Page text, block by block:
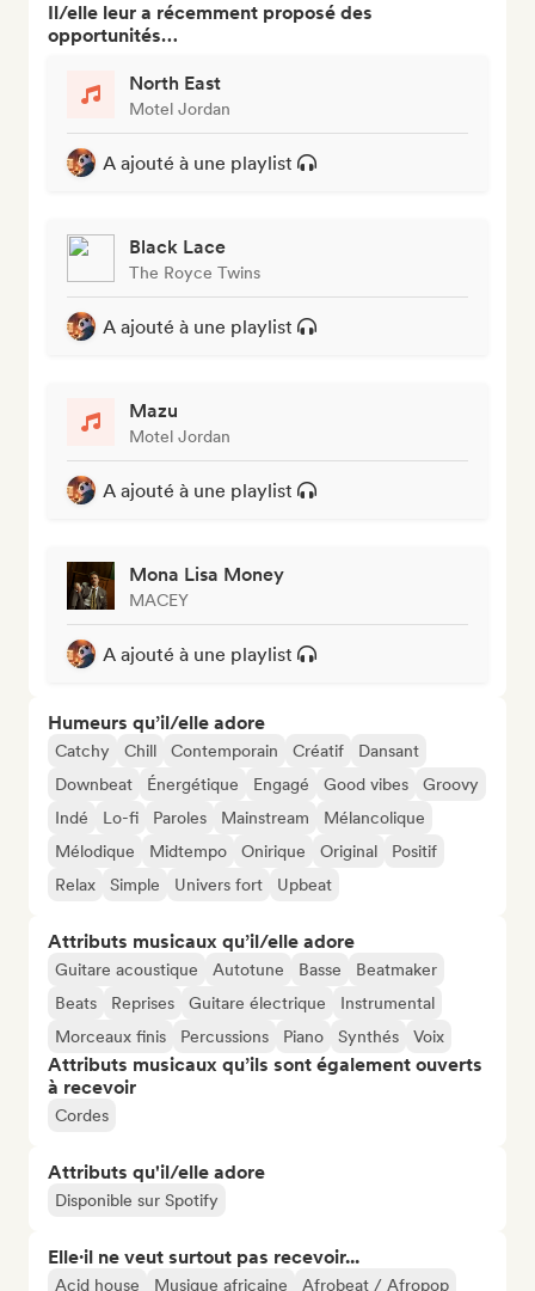
Il/elle leur a récemment proposé des
opportunités…
North East
Motel Jordan
A ajouté à une playlist
Black Lace
The Royce Twins
A ajouté à une playlist
Mazu
Motel Jordan
A ajouté à une playlist
Mona Lisa Money
MACEY
A ajouté à une playlist
Humeurs qu’il/elle adore
Catchy Chill Contemporain Créatif
Dansant
Downbeat
Énergétique Engagé Good vibes
Groovy
Indé
Lo-fi Paroles Mainstream
Mélancolique
Mélodique
Midtempo Onirique Original
Positif
Relax
Simple Univers fort Upbeat
Attributs musicaux qu’il/elle adore
Guitare acoustique Autotune Basse
Beatmaker
Beats
Reprises Guitare électrique
Instrumental
Morceaux finis
Percussions Piano Synthés Voix
Attributs musicaux qu’ils sont également ouverts
à recevoir
Cordes
Attributs qu'il/elle adore
Disponible sur Spotify
Elle·il ne veut surtout pas recevoir...
Acid house Musique africaine Afrobeat / Afropop